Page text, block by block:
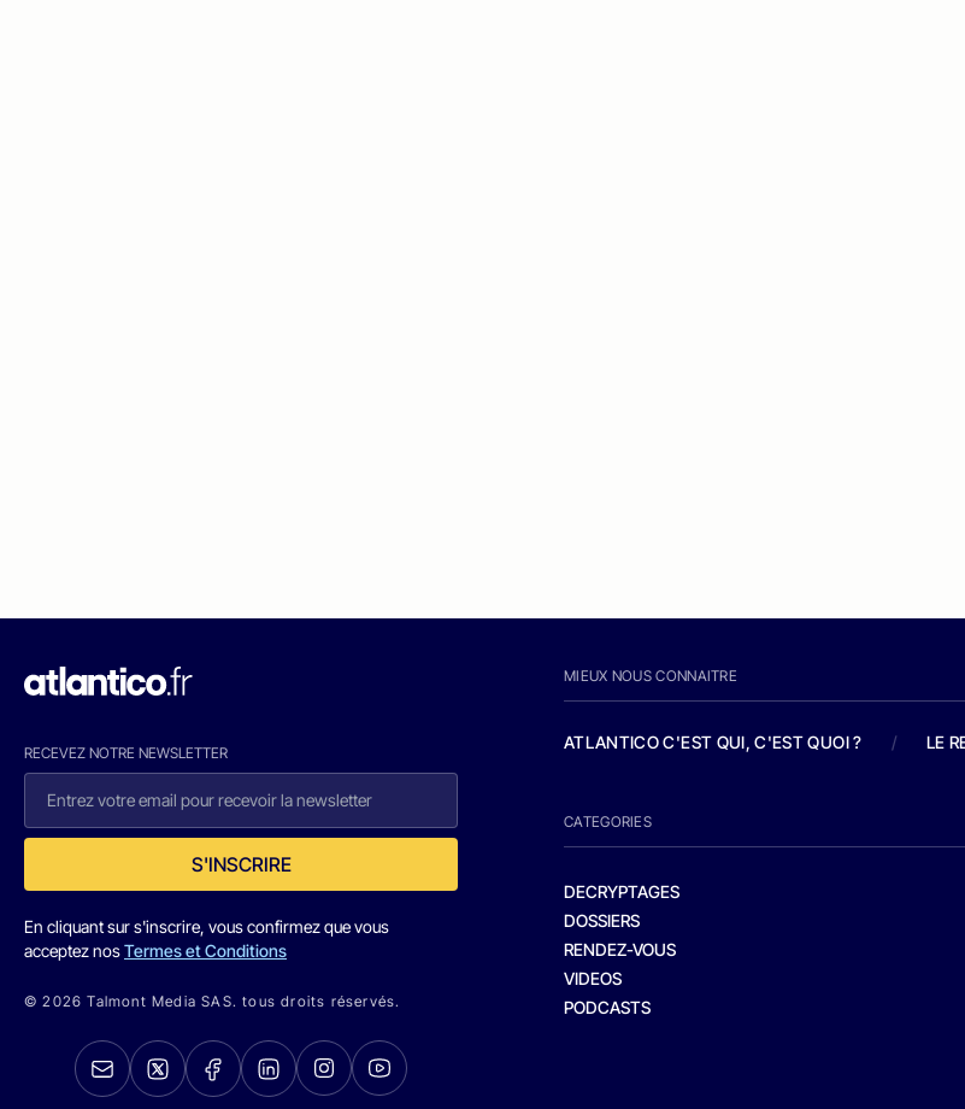
RECEVEZ NOTRE NEWSLETTER
S'INSCRIRE
En cliquant sur s'inscrire, vous confirmez que vous
acceptez nosTermes et Conditions
© 2026 Talmont Media SAS. tous droits réservés.
MIEUX NOUS CONNAITRE
ATLANTICO C'EST QUI, C'EST QUOI ? / LE
CATEGORIES
DECRYPTAGES
DOSSIERS
RENDEZ-VOUS
VIDEOS
PODCASTS